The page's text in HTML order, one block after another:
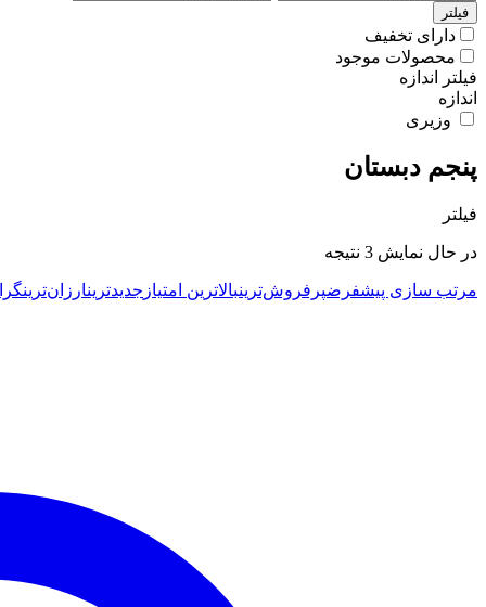
فیلتر
دارای تخفیف
محصولات موجود
فیلتر اندازه
اندازه
وزیری
پنجم دبستان
فیلتر
در حال نمایش 3 نتیجه
latestمرتب سازی پیشفرضپرفروش‌ترینبالاترین امتیاز جدیدترینارزان‌ترین